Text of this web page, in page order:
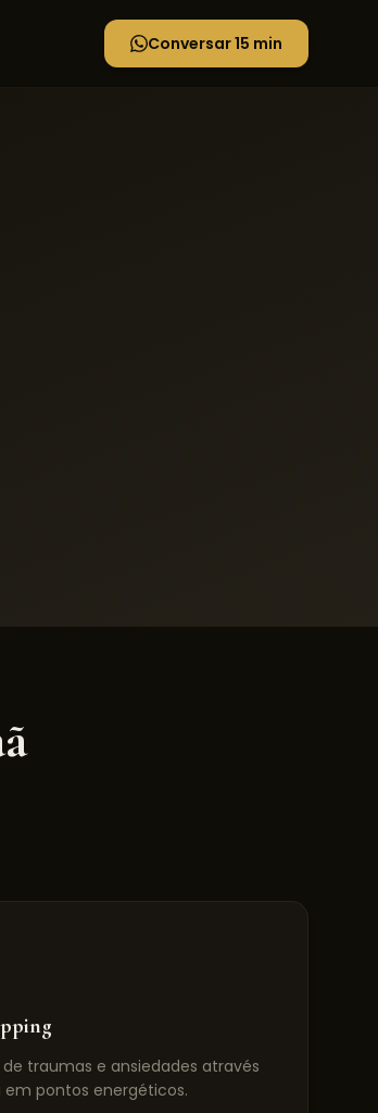
Conversar 15 min
traumas e ansiedades através
em pontos energéticos.